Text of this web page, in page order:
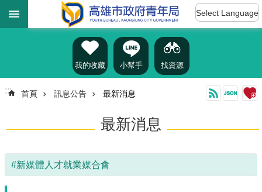
跳到主要內容區塊
識
們
訊
Select Language
我的收藏 小幫手 找資源
::: 首頁 訊息公告 最新消息
最新消息
#新媒體人才就業媒合會